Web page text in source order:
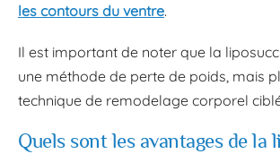
les contours du ventre.
Il est important de noter que la
une méthode de perte de poids, mais
technique de remodelage corporel
Quels sont les avantages de la